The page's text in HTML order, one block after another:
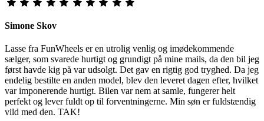
Simone Skov
Lasse fra FunWheels er en utrolig venlig og imødekommende
sælger, som svarede hurtigt og grundigt på mine mails, da den bil jeg
først havde kig på var udsolgt. Det gav en rigtig god tryghed. Da jeg
endelig bestilte en anden model, blev den leveret dagen efter, hvilket
var imponerende hurtigt. Bilen var nem at samle, fungerer helt
perfekt og lever fuldt op til forventningerne. Min søn er fuldstændig
vild med den. TAK!